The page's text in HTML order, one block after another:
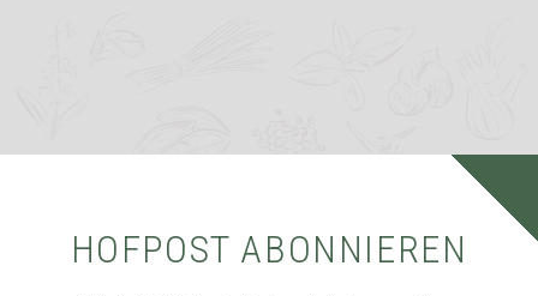
HOFPOST ABONNIEREN